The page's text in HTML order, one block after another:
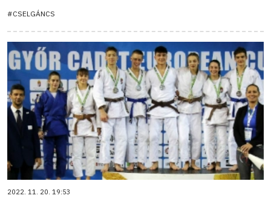
#CSELGÁNCS
2022. 11. 20. 19:53